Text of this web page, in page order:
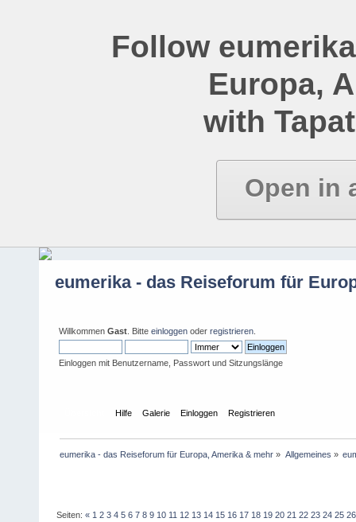
Follow
Europa,
with
Open in
eumerika - das Reiseforum für
Willkommen Gast . Bitte einloggen oder registrieren
Einloggen mit Benutzername, Passwort und Sitzungslänge
Hilfe Galerie Einloggen Registrieren
eumerika - das Reiseforum für Europa, Amerika & mehr » Allgemeines »
Seiten:« 1 2 3 4 5 6 7 8 9 10 11 12 13 14 15 16 17 18 19 20 21 22 23 24 25 26